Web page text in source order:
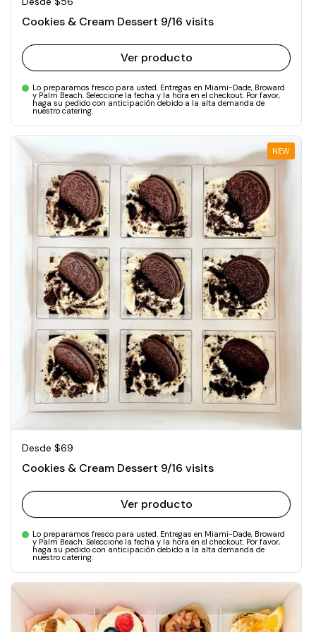
Cookies & Cream Dessert 9/16 visits
Ver producto
Lo preparamos fresco para usted. Entregas en Miami-Dade, Broward
y Palm Beach. Seleccione la fecha y la hora en el checkout. Por favor,
haga su pedido con anticipación debido a la alta demanda de
nuestro catering.
Precio normal
Desde $69
Cookies & Cream Dessert 9/16 visits
Ver producto
Lo preparamos fresco para usted. Entregas en Miami-Dade, Broward
y Palm Beach. Seleccione la fecha y la hora en el checkout. Por favor,
haga su pedido con anticipación debido a la alta demanda de
nuestro catering.
NEW